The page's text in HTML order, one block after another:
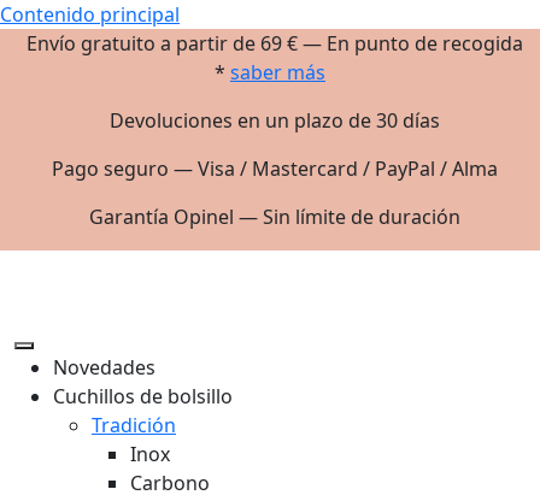
Contenido principal
Envío gratuito a partir de 69 € — En punto de recogida
* saber más
Devoluciones en un plazo de 30 días
Pago seguro — Visa / Mastercard / PayPal / Alma
Garantía Opinel — Sin límite de duración
Novedades
Cuchillos de bolsillo
Tradición
Inox
Carbono